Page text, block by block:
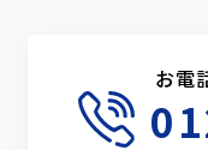
お電